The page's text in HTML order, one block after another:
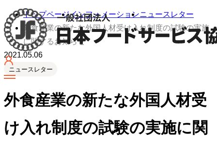
トップページインフォメーションニュースレター
外食産業の新たな外国人材受け入れ制度の試験の実施
に関するお知らせ
2021.05.06
ニュースレター
外食産業の新たな外国人材受
け入れ制度の試験の実施に関